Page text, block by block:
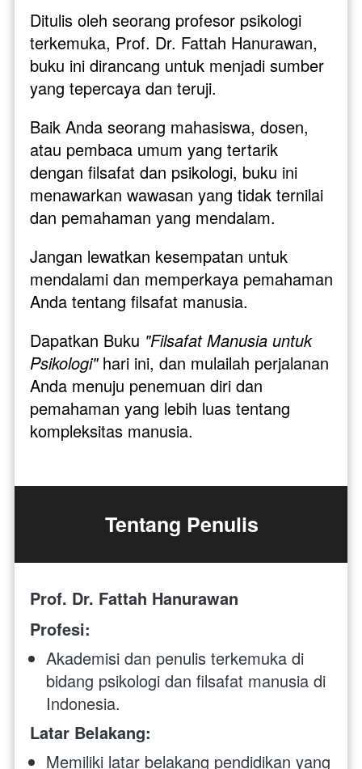
Ditulis oleh seorang profesor psikologi
terkemuka, Prof. Dr. Fattah Hanurawan,
buku ini dirancang untuk menjadi sumber
yang tepercaya dan teruji.
Baik Anda seorang mahasiswa, dosen,
atau pembaca umum yang tertarik
dengan filsafat dan psikologi, buku ini
menawarkan wawasan yang tidak ternilai
dan pemahaman yang mendalam.
Jangan lewatkan kesempatan untuk
mendalami dan memperkaya pemahaman
Anda tentang filsafat manusia.
Dapatkan Buku "Filsafat Manusia untuk
Psikologi" hari ini, dan mulailah perjalanan
Anda menuju penemuan diri dan
pemahaman yang lebih luas tentang
kompleksitas manusia.
Tentang Penulis
Prof. Dr. Fattah Hanurawan
Profesi:
Akademisi dan penulis terkemuka di
bidang psikologi dan filsafat manusia di
Indonesia.
Latar Belakang:
Memiliki latar belakang pendidikan yang